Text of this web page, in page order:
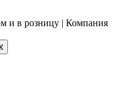
и в розницу | Компания